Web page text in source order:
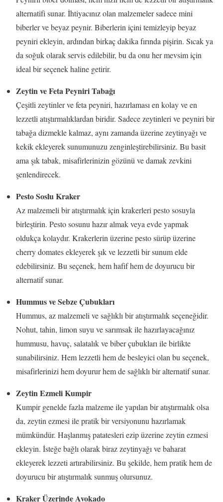
alternatifi sunar. İhtiyacınız olan malzemeler sadece mini
biberler ve beyaz peynir. Biberlerin içini temizleyip beyaz
peyniri ekleyin, ardından birkaç dakika fırında pişirin. Sıcak ya
da soğuk olarak servis edilebilir, bu da onu her mevsim için
ideal bir seçenek haline getirir.
Zeytin ve Feta Peyniri Tabağı
Çeşitli zeytinler ve feta peyniri, hazırlaması en kolay ve en
lezzetli atıştırmalıklardan biridir. Sadece zeytinleri ve peyniri bir
tabağa dizmekle kalmaz, aynı zamanda üzerine zeytinyağı ve
kekik ekleyerek sunumunuzu zenginleştirebilirsiniz. Bu basit
ama şık tabak, misafirlerinizin gözünü ve damak zevkini
şenlendirecek.
Pesto Soslu Kraker
Az malzemeli bir atıştırmalık için krakerleri pesto sosuyla
birleştirin. Pesto sosunu hazır almak veya evde yapmak
oldukça kolaydır. Krakerlerin üzerine pesto sürüp üzerine
cherry domates ekleyerek şık ve lezzetli bir sunum elde
edebilirsiniz. Bu seçenek, hem hafif hem de doyurucu bir
alternatif sunar.
Hummus ve Sebze Çubukları
Hummus, az malzemeli ve sağlıklı bir atıştırmalık seçeneğidir.
Nohut, tahin, limon suyu ve sarımsak ile hazırlayacağınız
hummusu, havuç, salatalık ve biber çubukları ile birlikte
sunabilirsiniz. Hem lezzetli hem de besleyici olan bu seçenek,
misafirlerinizi hem doyurur hem de sağlıklı bir alternatif sunar.
Zeytin Ezmeli Kumpir
Kumpir genelde fazla malzeme ile yapılan bir atıştırmalık olsa
da, zeytin ezmesi ile pratik bir versiyonunu hazırlamak
mümkündür. Haşlanmış patatesleri ezip üzerine zeytin ezmesi
ekleyin. İsteğe bağlı olarak biraz zeytinyağı ve baharat
ekleyerek lezzeti artırabilirsiniz. Bu şekilde, hem pratik hem de
doyurucu bir atıştırmalık sunmuş olursunuz.
Kraker Üzerinde Avokado